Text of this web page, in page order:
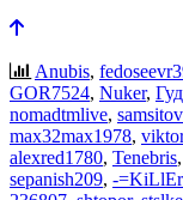
Anubis,
GOR7524, Nuker,
nomadtmlive,
max32max1978,
alexred1780, Tenebris,
sepanish209, -